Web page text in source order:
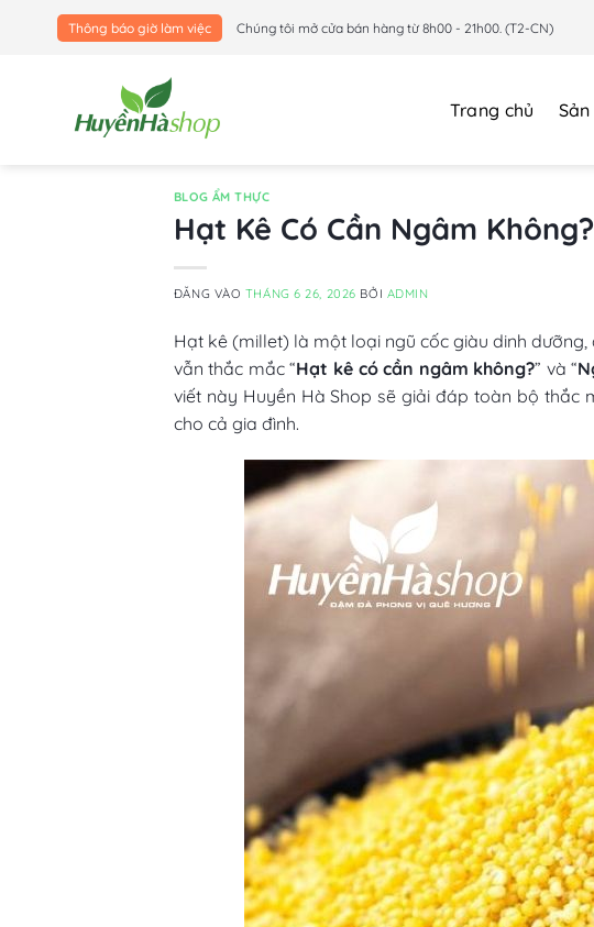
Thông báo giờ làm việc Chúng tôi mở cửa bán hàng từ 8h00 - 21h00. (T2-CN)
Trang chủ
BLOG ẨM THỰC
Hạt Kê Có Cần Ngâm
ĐĂNG VÀO THÁNG 6 26, 2026 BỞI ADMIN
Hạt kê (millet) là một loại ngũ cốc giàu dinh dưỡng,
vẫn thắc mắc “Hạt kê có cần ngâm không?” và “
viết này Huyền Hà Shop sẽ giải đáp toàn bộ thắc
cho cả gia đình.